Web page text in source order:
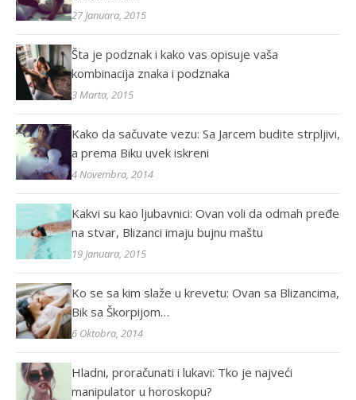
27 Januara, 2015
Šta je podznak i kako vas opisuje vaša
kombinacija znaka i podznaka
3 Marta, 2015
Kako da sačuvate vezu: Sa Jarcem budite strpljivi,
a prema Biku uvek iskreni
4 Novembra, 2014
Kakvi su kao ljubavnici: Ovan voli da odmah pređe
na stvar, Blizanci imaju bujnu maštu
19 Januara, 2015
Ko se sa kim slaže u krevetu: Ovan sa Blizancima,
Bik sa Škorpijom…
6 Oktobra, 2014
Hladni, proračunati i lukavi: Tko je najveći
manipulator u horoskopu?